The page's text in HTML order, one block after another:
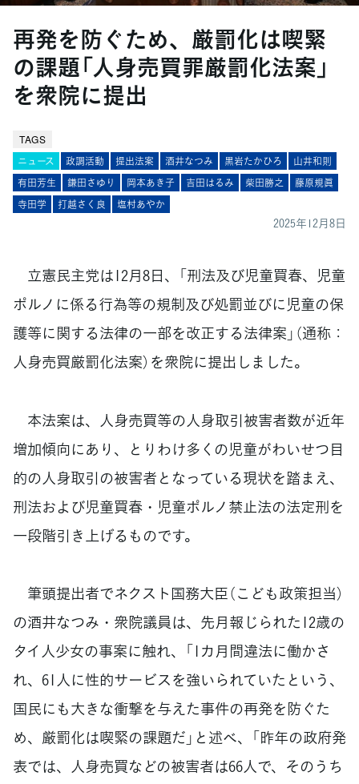
再発を防ぐため、厳罰化は喫緊
の課題「人身売買罪厳罰化法案」
を衆院に提出
TAGS
ニュース 政調活動 提出法案 酒井なつみ 黒岩たかひろ
山井和則
有田芳生
鎌田さゆり 岡本あき子 吉田はるみ 柴田勝之
藤原規眞
寺田学
打越さく良 塩村あやか
2025年12月8日
立憲民主党は12月8日、「刑法及び児童買春、児童
ポルノに係る行為等の規制及び処罰並びに児童の保
護等に関する法律の一部を改正する法律案」（通称：
人身売買厳罰化法案）を衆院に提出しました。
本法案は、人身売買等の人身取引被害者数が近年
増加傾向にあり、とりわけ多くの児童がわいせつ目
的の人身取引の被害者となっている現状を踏まえ、
刑法および児童買春・児童ポルノ禁止法の法定刑を
一段階引き上げるものです。
筆頭提出者でネクスト国務大臣（こども政策担当）
の酒井なつみ・衆院議員は、先月報じられた12歳の
タイ人少女の事案に触れ、「1カ月間違法に働かさ
れ、61人に性的サービスを強いられていたという、
国民にも大きな衝撃を与えた事件の再発を防ぐた
め、厳罰化は喫緊の課題だ」と述べ、「昨年の政府発
表では、人身売買などの被害者は66人で、そのうち